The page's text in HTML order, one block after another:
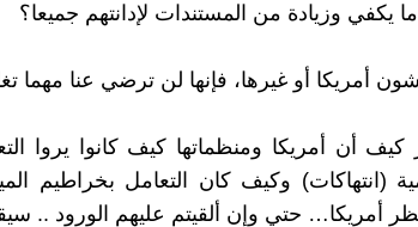
يكفي وزيادة من المستندات لإدانتهم جميعا؟
أمريكا أو غيرها، فإنها لن ترضي عنا مهما
كيف أن أمريكا ومنظماتها كيف كانوا يروا
(انتهاكات) وكيف كان التعامل بخراطيم
أمريكا… حتي وإن ألقيتم عليهم الورود ..